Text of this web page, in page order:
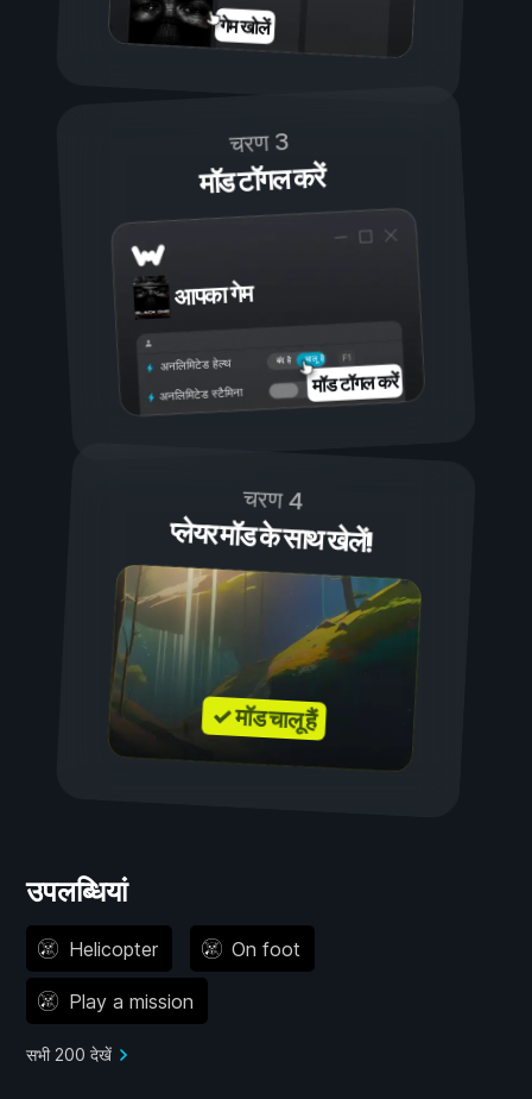
गेम खोलें
चरण 3
मॉड टॉगल करें
आपका गेम
चालू है
बंद है
अनलिमिटेड हेल्थ
अनलिमिटेड स्टैमिना मॉड टॉगल करें
चरण 4
प्लेयर मॉड के साथ खेलें!
✓ मॉड चालू हैं
उपलब्धियां
Helicopter On foot
Play a mission
सभी 200 देखें